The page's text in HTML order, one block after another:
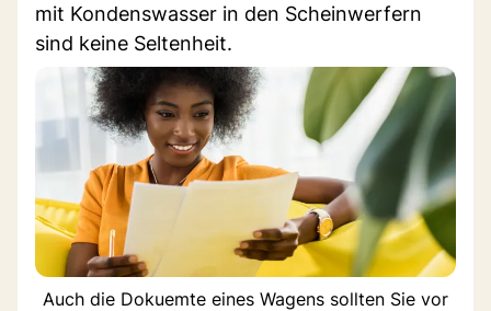
mit Kondenswasser in den Scheinwerfern
sind keine Seltenheit.
Auch die Dokuemte eines Wagens sollten Sie vor